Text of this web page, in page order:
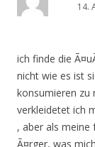
14.
ich finde die
nicht wie es ist
konsumieren zu
verkleidetet ich
, aber als meine
Ã¤rger, was